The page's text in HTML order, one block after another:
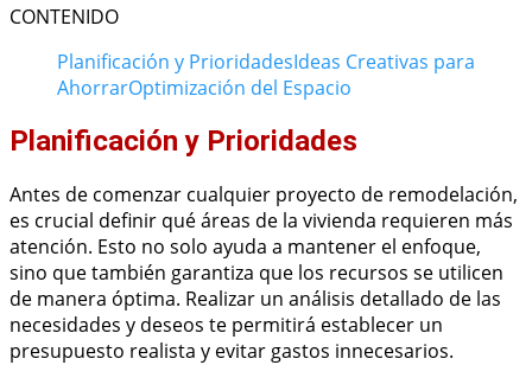
CONTENIDO
Planificación y PrioridadesIdeas Creativas para
AhorrarOptimización del Espacio
Planificación y Prioridades
Antes de comenzar cualquier proyecto de remodelación,
es crucial definir qué áreas de la vivienda requieren más
atención. Esto no solo ayuda a mantener el enfoque,
sino que también garantiza que los recursos se utilicen
de manera óptima. Realizar un análisis detallado de las
necesidades y deseos te permitirá establecer un
presupuesto realista y evitar gastos innecesarios.